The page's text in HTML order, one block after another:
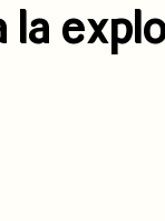
de consulta previa
la